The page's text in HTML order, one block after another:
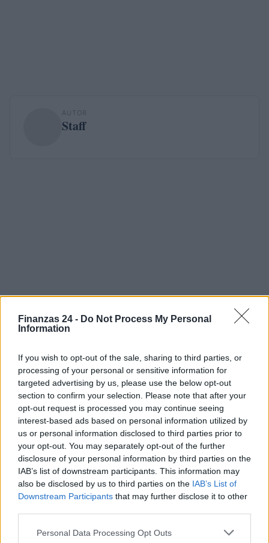
Finanzas 24 - Do Not Process My Personal
Information
If you wish to opt-out of the sale, sharing to third parties, or
processing of your personal or sensitive information for
targeted advertising by us, please use the below opt-out
section to confirm your selection. Please note that after your
opt-out request is processed you may continue seeing
interest-based ads based on personal information utilized by
us or personal information disclosed to third parties prior to
your opt-out. You may separately opt-out of the further
disclosure of your personal information by third parties on the
IAB’s list of downstream participants. This information may
also be disclosed by us to third parties on the IAB’s List of
Downstream Participants that may further disclose it to other
Please note that this website/app uses one or more Google
Personal Data Processing Opt Outs
AUTOR
Staff
Sigue leyendo
NEWS